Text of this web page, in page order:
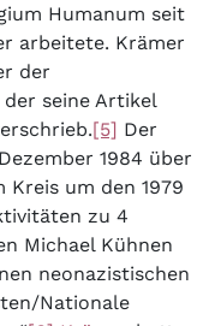
Humanum seit
arbeitete. Krämer
der
der seine Artikel
[5] Der
1984 über
Kreis um den 1979
zu 4
Michael Kühnen
neonazistischen
Nationale